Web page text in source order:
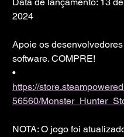
2024
Apoie os
software. COMPRE!
•
https://
56560/
NOTA: O jogo foi